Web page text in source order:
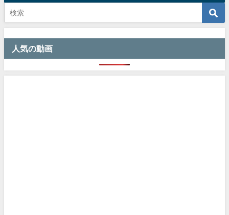
人気の動画